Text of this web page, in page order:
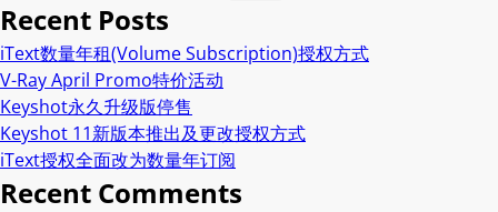
Recent Posts
iText数量年租(Volume Subscription)授权方式
V-Ray April Promo特价活动
Keyshot永久升级版停售
Keyshot 11新版本推出及更改授权方式
iText授权全面改为数量年订阅
Recent Comments